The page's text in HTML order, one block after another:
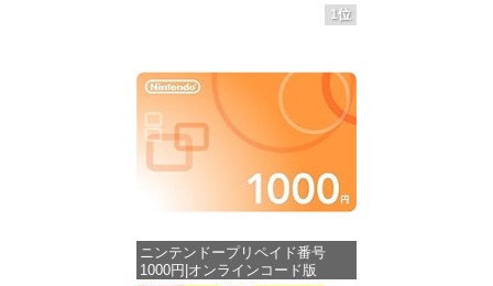
1位
ニンテンドープリペイド番号
1000円|オンラインコード版